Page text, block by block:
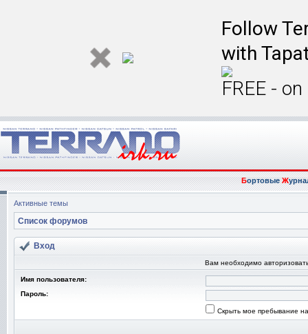
Follow
with
FREE -
БортовыеЖ
Активные темы
Список форумов
Вход
Вам необходимо
Имя пользователя:
Пароль:
Скрыть мое пребывание